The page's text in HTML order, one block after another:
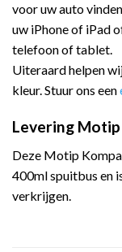
voor uw auto
uw iPhone of iPad
telefoon of tablet.
Uiteraard helpen
kleur. Stuur ons een
Levering
Deze Motip
400ml spuitbus en
verkrijgen.